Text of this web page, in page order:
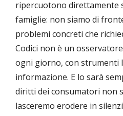
ripercuotono direttamente
famiglie: non siamo di
problemi concreti che
Codici non è un
ogni giorno, con strumenti
informazione. E lo sarà
diritti dei consumatori non
lasceremo erodere in